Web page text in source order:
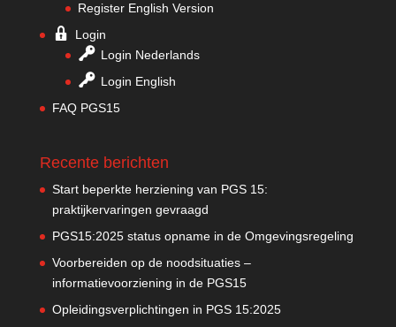
Register English Version
Login
Login Nederlands
Login English
FAQ PGS15
Recente berichten
Start beperkte herziening van PGS 15:
praktijkervaringen gevraagd
PGS15:2025 status opname in de Omgevingsregeling
Voorbereiden op de noodsituaties –
informatievoorziening in de PGS15
Opleidingsverplichtingen in PGS 15:2025